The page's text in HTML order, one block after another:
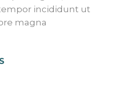
incididunt ut
magna